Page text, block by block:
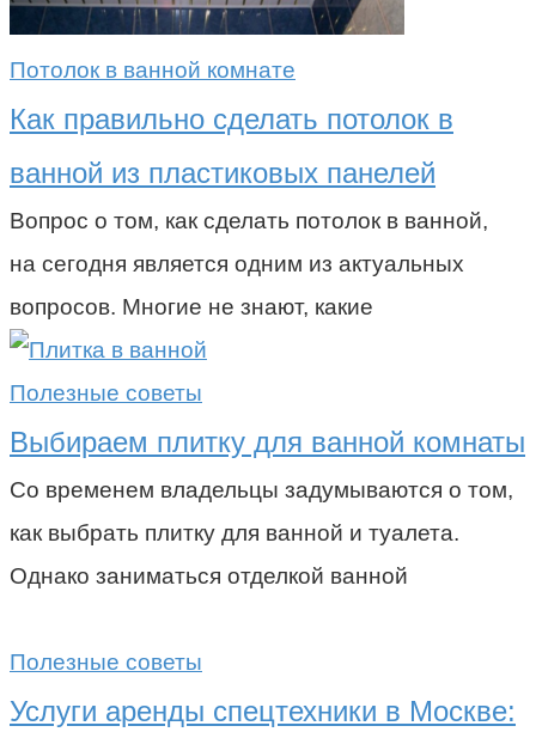
Потолок в ванной комнате
Как правильно сделать потолок в
ванной из пластиковых панелей
Вопрос о том, как сделать потолок в ванной,
на сегодня является одним из актуальных
вопросов. Многие не знают, какие
Полезные советы
Выбираем плитку для ванной комнаты
Со временем владельцы задумываются о том,
как выбрать плитку для ванной и туалета.
Однако заниматься отделкой ванной
Полезные советы
Услуги аренды спецтехники в Москве: